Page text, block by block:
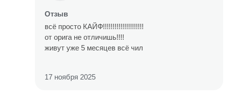
Отзыв
всё просто КАЙФ!!!!!!!!!!!!!!!!!!!!!
от орига не отличишь!!!!
живут уже 5 месяцев всё чил
17 ноября 2025